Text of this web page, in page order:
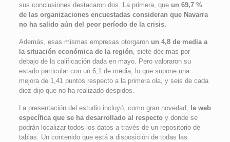
sus conclusiones destacaron dos. La primera, que un 69,7 %
de las organizaciones encuestadas consideran que Navarra
no ha salido aún del peor período de la crisis.
Además, esas mismas empresas otorgaron un 4,8 de media a
la situación económica de la región, siete décimas por
debajo de la calificación dada en mayo. Pero valoraron su
estado particular con un 6,1 de media, lo que supone una
mejora de 1,41 puntos respecto a la primera ola, y seis de cada
diez dijo que no ha realizado despidos.
La presentación del estudio incluyó, como gran novedad, la web
específica que se ha desarrollado al respectoy donde se
podrán localizar todos los datos a través de un repositorio de
tablas. Un contenido que está a disposición de todas las